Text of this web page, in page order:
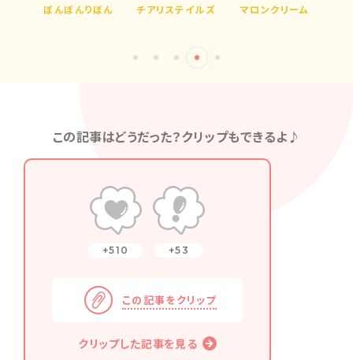
ぼんぼんりぼん チアリステイルズ マロンクリーム
この記事はどうだった？クリップもできるよ♪
510 53
この記事をクリップ
クリップした記事を見る